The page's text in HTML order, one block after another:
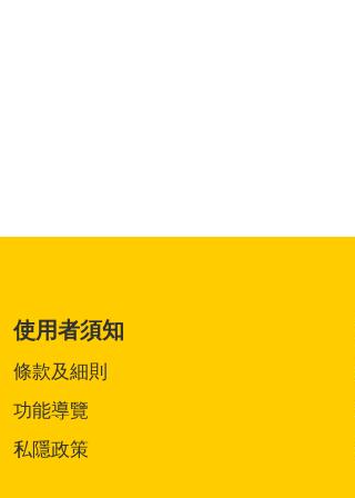
使用者須知
條款及細則
功能導覽
私隱政策